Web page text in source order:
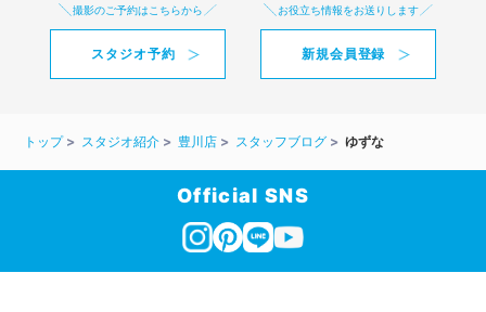
撮影のご予約はこちらから
スタジオ予約
お役立ち情報をお送りします
新規会員登録
トップ スタジオ紹介 豊川店 スタッフブログ ゆずな
Official SNS